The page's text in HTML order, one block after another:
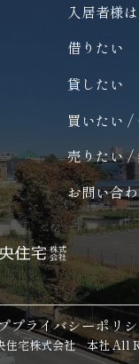
入居者様
借りたい
貸したい
買いたい /
売りたい /
お問い合
プライバシーポリ
住宅株式会社 本社 All